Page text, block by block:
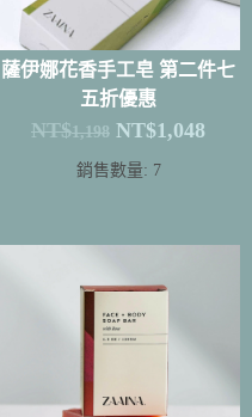
薩伊娜花香手工皂 第二件七
五折優惠
NT$1,198 NT$1,048
銷售數量: 7